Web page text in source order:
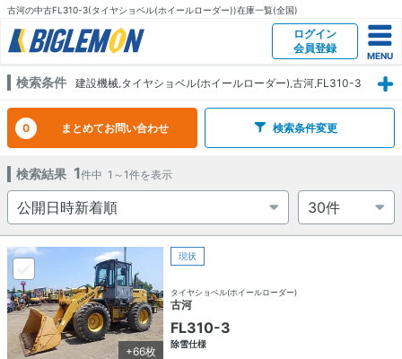
古河の中古FL310-3(タイヤショベル(ホイールローダー))在庫一覧(全国)
ログイン
会員登録
検索条件 建設機械,タイヤショベル(ホイールローダー),古河,FL310-3
0 まとめてお問い合わせ 検索条件変更
検索結果 1件中 1～1件を表示
+66枚
現状
タイヤショベル(ホイールローダー)
古河
FL310-3
除雪仕様